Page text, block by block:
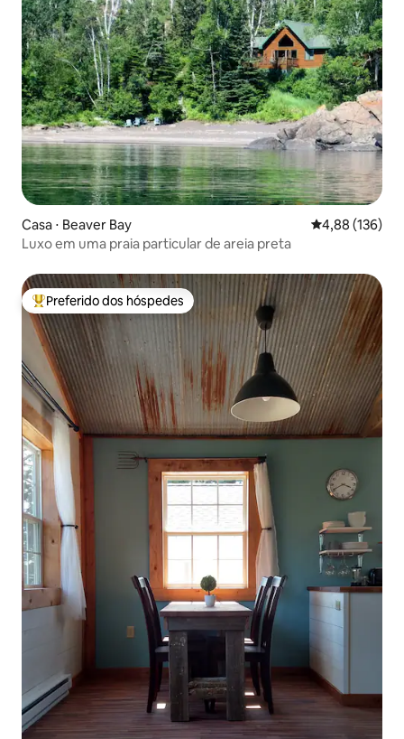
Casa ⋅ Beaver Bay 4,88 de uma
4,88 (136)
Luxo em uma praia particular de areia preta
Entre os melhores preferidos dos hóspedes
Preferido dos hóspedes